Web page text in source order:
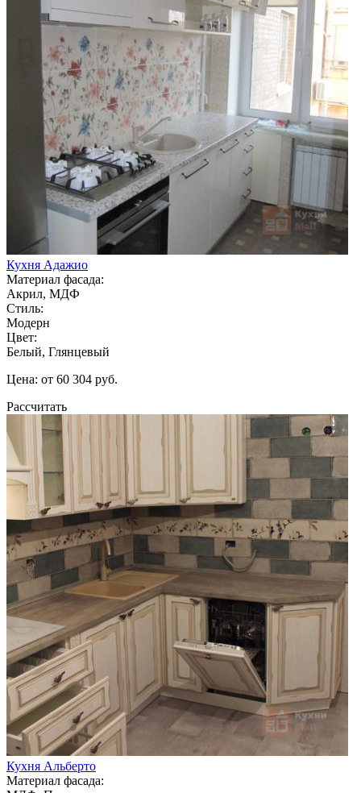
Кухня Адажио
Материал фасада:
Акрил, МДФ
Стиль:
Модерн
Цвет:
Белый, Глянцевый
Цена: от 60 304 руб.
Рассчитать
Кухня Альберто
Материал фасада: